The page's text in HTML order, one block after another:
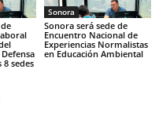
8 sedes
Sonora
Sonora será sede de
Encuentro Nacional de
Experiencias Normalistas
en Educación Ambiental